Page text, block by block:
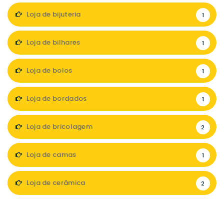
Loja de bijuteria 1
Loja de bilhares 1
Loja de bolos 1
Loja de bordados 1
Loja de bricolagem 2
Loja de camas 1
Loja de cerâmica 2